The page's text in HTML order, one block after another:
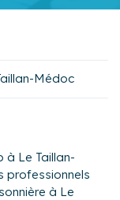
Médoc
à Le Taillan-
professionnels
à Le